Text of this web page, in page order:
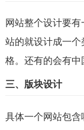
网站整个设计要
站的就设计成一
格。还有的会有中
三、版块设计
具体一个网站包